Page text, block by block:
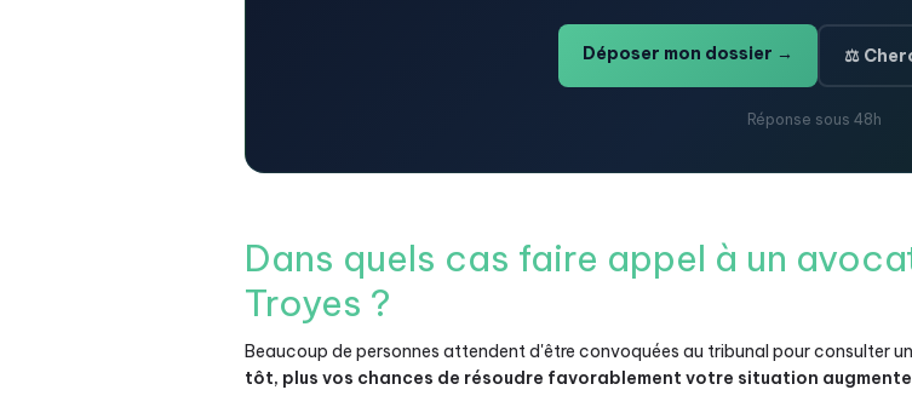
Déposer mon dossier → ⚖️
Réponse sous 48h
Dans quels cas faire appel à un
Troyes ?
Beaucoup de personnes attendent d'être convoquées au tribunal pour consulter
tôt, plus vos chances de résoudre favorablement votre situation